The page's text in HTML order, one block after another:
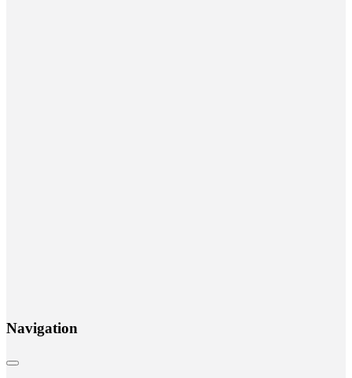
Navi­ga­ti­on